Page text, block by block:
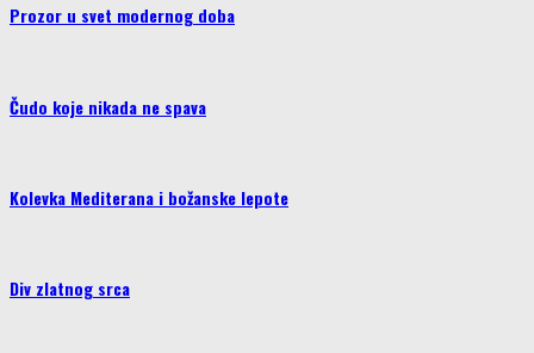
Prozor u svet modernog doba
Čudo koje nikada ne spava
Kolevka Mediterana i božanske lepote
Div zlatnog srca